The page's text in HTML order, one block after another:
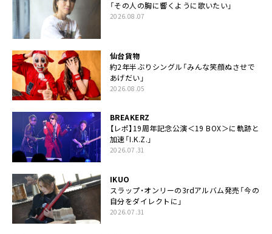
「その人の胸に響くように歌いたい」
2026.08.07
仙台貨物
約2年半ぶりシングル「みんな笑顔ぬさせで
あげだい」
2026.08.05
BREAKERZ
【レポ】19周年記念公演＜19 BOX＞に軌跡と
加速「I.K.Z.」
2026.07.31
IKUO
スラップ・オンリーの3rdアルバム発売「今の
自分をダイレクトに」
2026.07.31